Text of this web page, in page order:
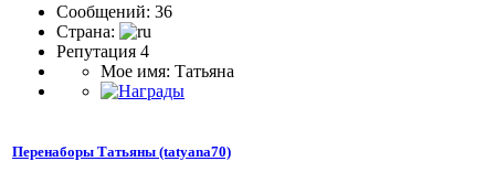
Сообщений: 36
Страна:
Репутация 4
Мое имя: Татьяна
Перенаборы Татьяны (tatyana70)